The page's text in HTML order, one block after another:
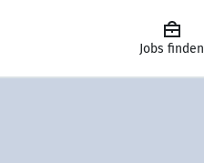
Jobs finden